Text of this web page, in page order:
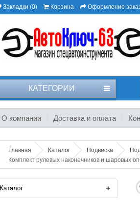
Закладки (0) Корзина Оформление
КАТЕГОРИИ
О компании Доставка и оплата
Главная Каталог Подвеска
Комплект рулевых наконечников и шаровых
Каталог